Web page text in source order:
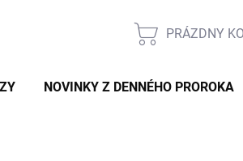
PRÁZDNY
NOVINKY Z DENNÉHO PROROKA